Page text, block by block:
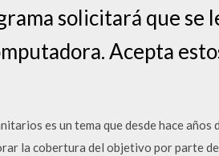
solicitará que se
Acepta
es un tema que desde hace
la cobertura del objetivo por parte